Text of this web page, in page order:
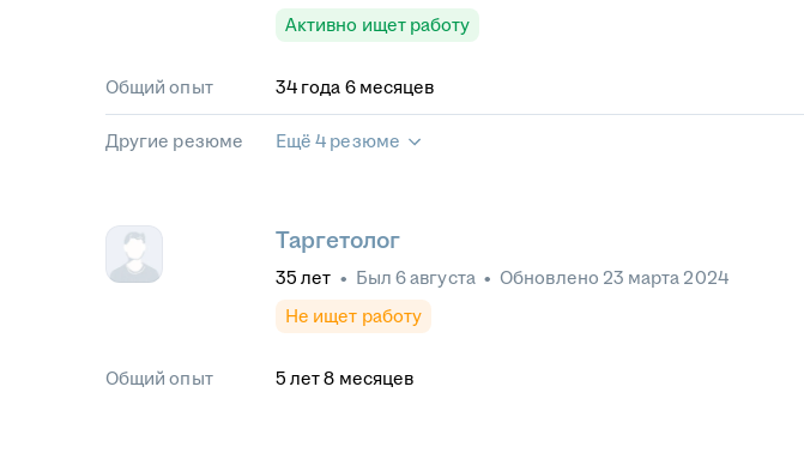
Активно ищет работу
Общий опыт 34 года 6 месяцев
Другие резюме Ещё 4 резюме
Таргетолог
35 лет • Был 6 августа • Обновлено 23 марта 2024
Не ищет работу
Общий опыт 5 лет 8 месяцев